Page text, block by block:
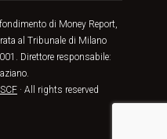
di Money Report,
al Tribunale di Milano
Direttore responsabile:
· All rights reserved